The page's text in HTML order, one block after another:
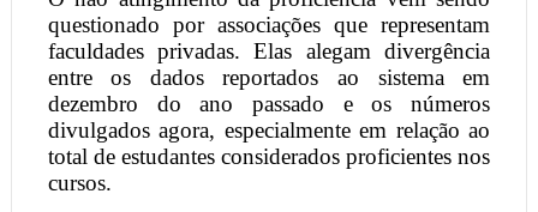
questionado por associações que representam
faculdades privadas. Elas alegam divergência
entre os dados reportados ao sistema em
dezembro do ano passado e os números
divulgados agora, especialmente em relação ao
total de estudantes considerados proficientes nos
cursos.